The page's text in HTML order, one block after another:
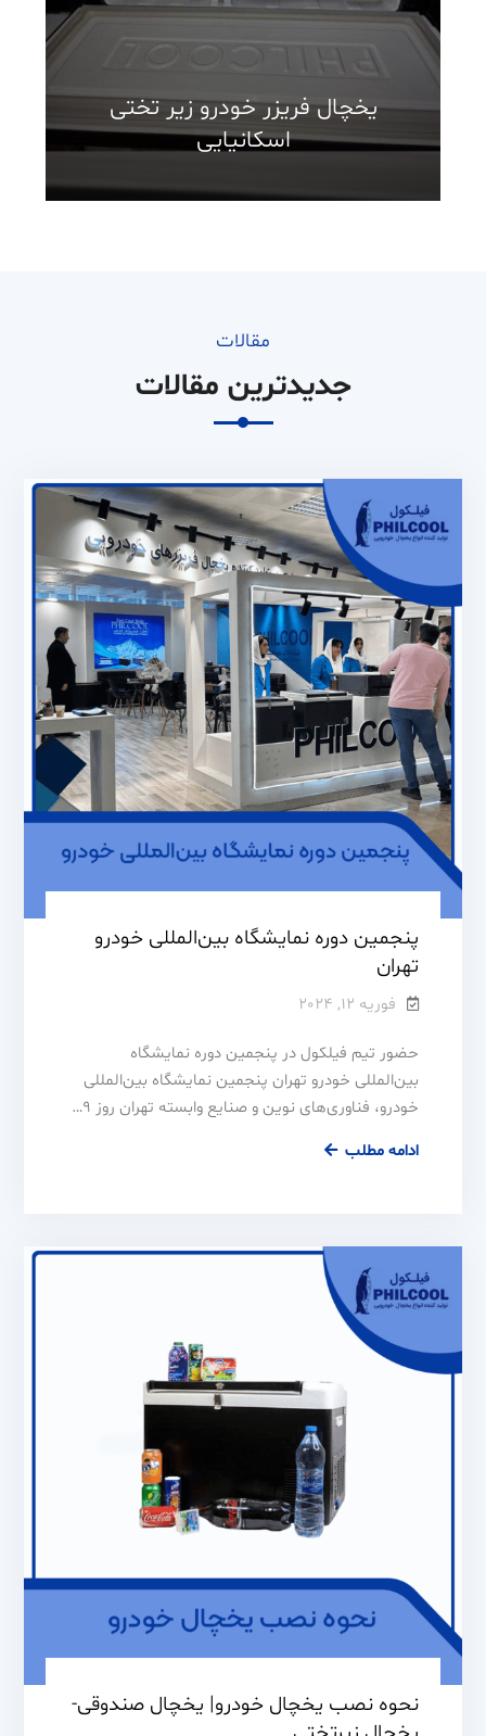
یخچال فریزر خودرو زیر تختی
اسکانیایی
مقالات
جدیدترین مقالات
پنجمین دوره نمایشگاه بین‌المللی خودرو
تهران
فوریه 12, 2024
حضور تیم فیلکول در پنجمین دوره نمایشگاه
بین‌المللی خودرو تهران پنجمین نمایشگاه بین‌المللی
خودرو، فناوری‌های نوین و صنایع وابسته تهران روز 9…
ادامه مطلب
نحوه نصب یخچال خودرو| یخچال صندوقی-